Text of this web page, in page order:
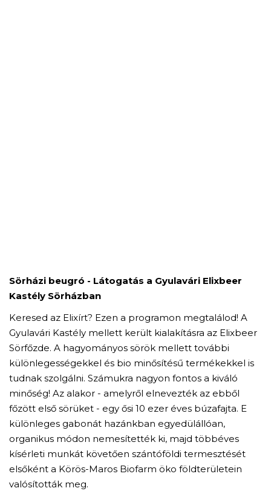
Sörházi beugró - Látogatás a Gyulavári Elixbeer
Kastély Sörházban
Keresed az Elixírt? Ezen a programon megtalálod! A
Gyulavári Kastély mellett került kialakításra az Elixbeer
Sörfőzde. A hagyományos sörök mellett további
különlegességekkel és bio minősítésű termékekkel is
tudnak szolgálni. Számukra nagyon fontos a kiváló
minőség! Az alakor - amelyről elnevezték az ebből
főzött első sörüket - egy ősi 10 ezer éves búzafajta. E
különleges gabonát hazánkban egyedülállóan,
organikus módon nemesítették ki, majd többéves
kísérleti munkát követően szántóföldi termesztését
elsőként a Körös-Maros Biofarm öko földterületein
valósították meg.